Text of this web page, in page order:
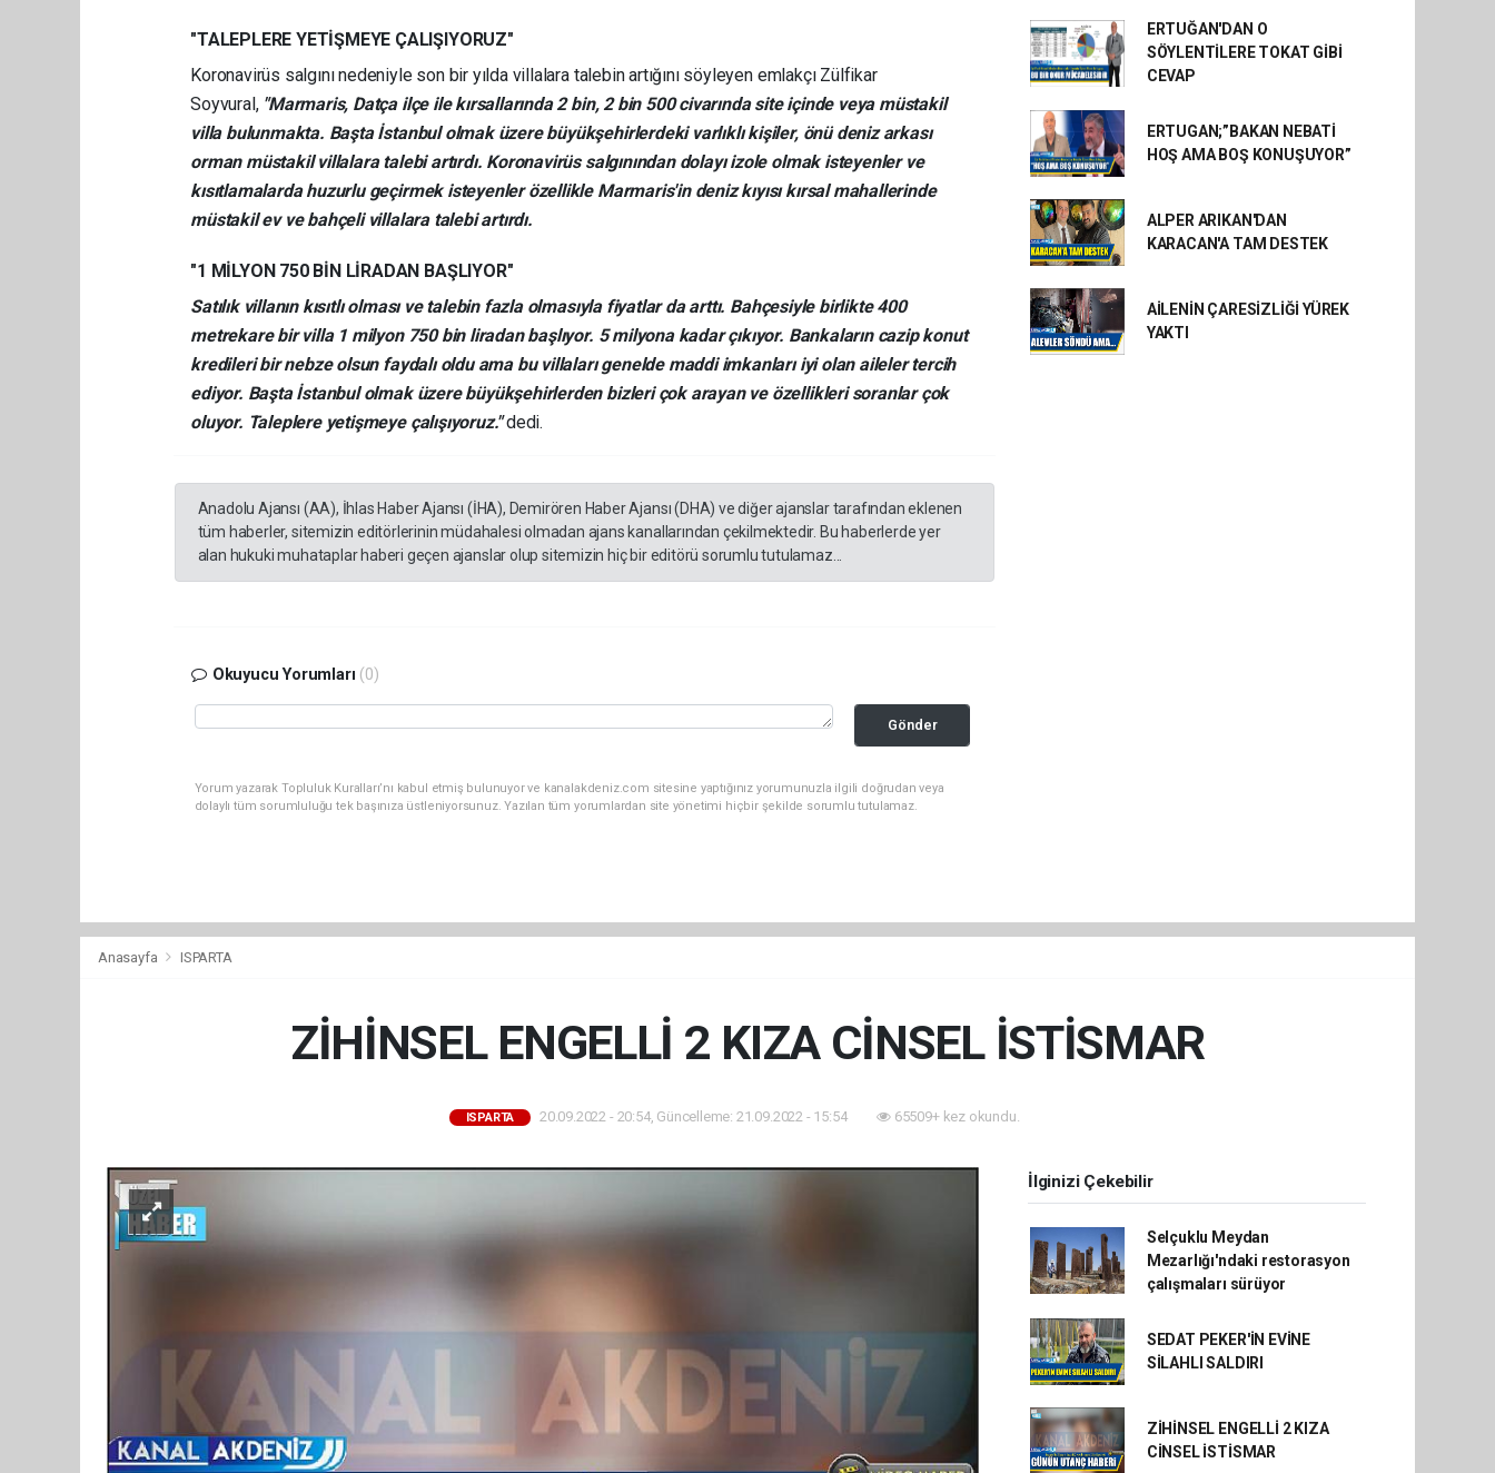
"TALEPLERE YETİŞMEYE ÇALIŞIYORUZ"
Koronavirüs salgını nedeniyle son bir yılda villalara talebin artığını söyleyen emlakçı Zülfikar
Soyvural, "Marmaris, Datça ilçe ile kırsallarında 2 bin, 2 bin 500 civarında site içinde veya müstakil
villa bulunmakta. Başta İstanbul olmak üzere büyükşehirlerdeki varlıklı kişiler, önü deniz arkası
orman müstakil villalara talebi artırdı. Koronavirüs salgınından dolayı izole olmak isteyenler ve
kısıtlamalarda huzurlu geçirmek isteyenler özellikle Marmaris'in deniz kıyısı kırsal mahallerinde
müstakil ev ve bahçeli villalara talebi artırdı.
"1 MİLYON 750 BİN LİRADAN BAŞLIYOR"
Satılık villanın kısıtlı olması ve talebin fazla olmasıyla fiyatlar da arttı. Bahçesiyle birlikte 400
metrekare bir villa 1 milyon 750 bin liradan başlıyor. 5 milyona kadar çıkıyor. Bankaların cazip konut
kredileri bir nebze olsun faydalı oldu ama bu villaları genelde maddi imkanları iyi olan aileler tercih
ediyor. Başta İstanbul olmak üzere büyükşehirlerden bizleri çok arayan ve özellikleri soranlar çok
oluyor. Taleplere yetişmeye çalışıyoruz."dedi.
Anadolu Ajansı (AA), İhlas Haber Ajansı (İHA), Demirören Haber Ajansı (DHA) ve diğer ajanslar tarafından eklenen
tüm haberler, sitemizin editörlerinin müdahalesi olmadan ajans kanallarından çekilmektedir. Bu haberlerde yer
alan hukuki muhataplar haberi geçen ajanslar olup sitemizin hiç bir editörü sorumlu tutulamaz...
Okuyucu Yorumları (0)
Gönder
Yorum yazarak Topluluk Kuralları’nı kabul etmiş bulunuyor ve kanalakdeniz.com sitesine yaptığınız yorumunuzla ilgili doğrudan veya
dolaylı tüm sorumluluğu tek başınıza üstleniyorsunuz. Yazılan tüm yorumlardan site yönetimi hiçbir şekilde sorumlu tutulamaz.
ERTUĞAN'DAN O
SÖYLENTİLERE TOKAT GİBİ
CEVAP
ERTUGAN;”BAKAN NEBATİ
HOŞ AMA BOŞ KONUŞUYOR”
ALPER ARIKAN'DAN
KARACAN'A TAM DESTEK
AİLENİN ÇARESİZLİĞİ YÜREK
YAKTI
Anasayfa ISPARTA
ZİHİNSEL ENGELLİ 2 KIZA CİNSEL İSTİSMAR
ISPARTA 20.09.2022 - 20:54, Güncelleme: 21.09.2022 - 15:54 65509+ kez okundu.
İlginizi Çekebilir
Selçuklu Meydan
Mezarlığı'ndaki restorasyon
çalışmaları sürüyor
SEDAT PEKER'İN EVİNE
SİLAHLI SALDIRI
ZİHİNSEL ENGELLİ 2 KIZA
CİNSEL İSTİSMAR